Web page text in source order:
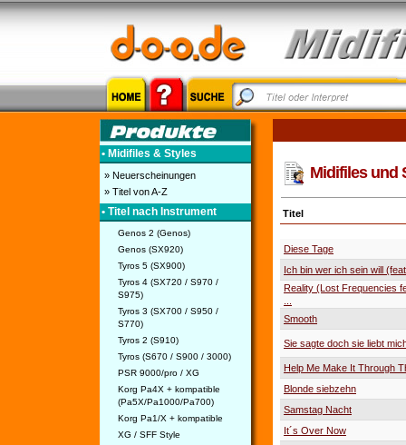
• Midifiles & Styles
» Neuerscheinungen
» Titel von A-Z
• Titel nach Instrument
Genos 2 (Genos)
Genos (SX920)
Tyros 5 (SX900)
Tyros 4 (SX720 / S970 /
S975)
Tyros 3 (SX700 / S950 /
S770)
Tyros 2 (S910)
Tyros (S670 / S900 / 3000)
PSR 9000/pro / XG
Korg Pa4X + kompatible
(Pa5X/Pa1000/Pa700)
Korg Pa1/X + kompatible
XG / SFF Style
Midifiles und
Titel
Diese Tage
Ich bin wer ich sein will
Reality (Lost Frequencies
Smooth
Sie sagte doch sie liebt
Help Me Make It Through
Blonde siebzehn
Samstag Nacht
It´s Over Now